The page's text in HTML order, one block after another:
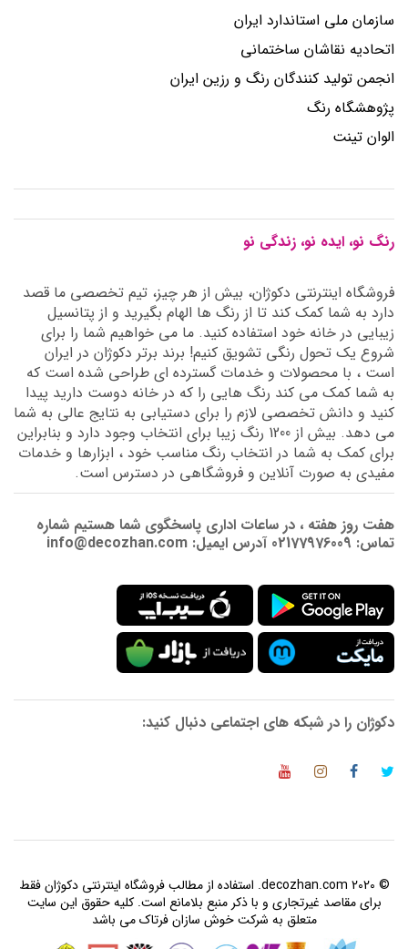
سازمان ملی استاندارد ایران
اتحادیه نقاشان ساختمانی
انجمن توليد كنندگان رنگ و رزين ايران
پژوهشگاه رنگ
الوان تینت
رنگ نو، ایده نو، زندگی نو
فروشگاه اینترنتی دکوژان، بیش از هر چیز، تیم تخصصی ما قصد
دارد به شما کمک کند تا از رنگ ها الهام بگیرید و از پتانسیل
زیبایی در خانه خود استفاده کنید. ما می خواهیم شما را برای
شروع یک تحول رنگی تشویق کنیم! برند برتر دکوژان در ایران
است ، با محصولات و خدمات گسترده ای طراحی شده است که
به شما کمک می کند رنگ هایی را که در خانه دوست دارید پیدا
کنید و دانش تخصصی لازم را برای دستیابی به نتایج عالی به شما
می دهد. بیش از 1200 رنگ زیبا برای انتخاب وجود دارد و بنابراین
برای کمک به شما در انتخاب رنگ مناسب خود ، ابزارها و خدمات
مفیدی به صورت آنلاین و فروشگاهی در دسترس است.
هفت روز هفته ، در ساعات اداری پاسخگوی شما هستیم شماره
تماس: 02177976009 آدرس ایمیل: info@decozhan.com
دکوژان را در شبکه های اجتماعی دنبال کنید:
© 2020 decozhan.com. استفاده از مطالب فروشگاه اینترنتی دکوژان فقط
برای مقاصد غیرتجاری و با ذکر منبع بلامانع است. کلیه حقوق این سایت
متعلق به شرکت خوش سازان فرتاک می باشد